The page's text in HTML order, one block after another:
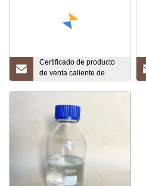
Certificado de producto
de venta caliente de
resistencia superior de
clavos líquidos
proporcionado